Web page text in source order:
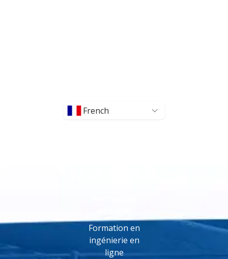
French
Formation en
ingénierie en
ligne